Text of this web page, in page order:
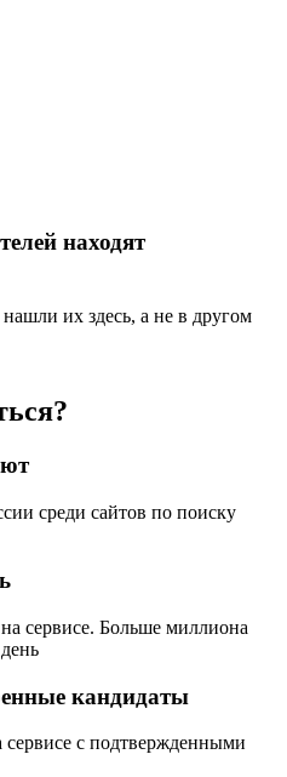
находят
нашли их здесь, а не в другом
среди сайтов по поиску
сервисе. Больше миллиона
кандидаты
с подтвержденными